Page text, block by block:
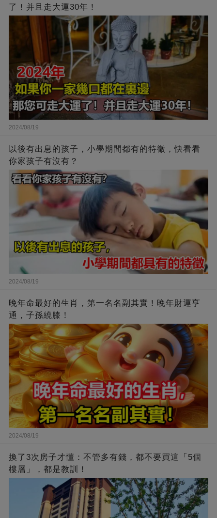
了！并且走大運30年！
2024/08/19
以後有出息的孩子，小學期間都有的特徵，快看看
你家孩子有沒有？
2024/08/19
晚年命最好的生肖，第一名名副其實！晚年財運亨
通，子孫繞膝！
2024/08/19
換了3次房子才懂：不管多有錢，都不要買這「5個
樓層」，都是教訓！